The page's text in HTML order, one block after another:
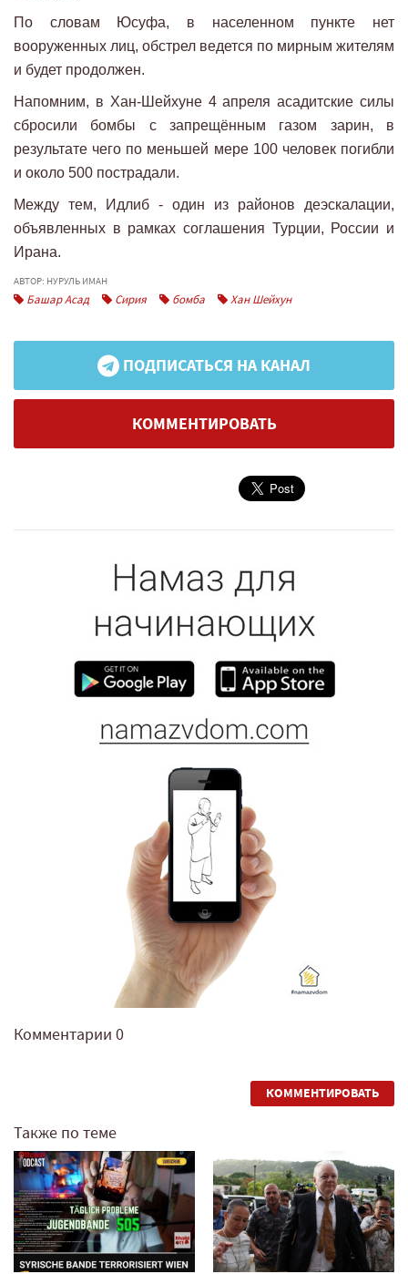
По словам Юсуфа, в населенном пункте нет
вооруженных лиц, обстрел ведется по мирным жителям
и будет продолжен.
Напомним, в Хан-Шейхуне 4 апреля асадитские силы
сбросили бомбы с запрещённым газом зарин, в
результате чего по меньшей мере 100 человек погибли
и около 500 пострадали.
Между тем, Идлиб - один из районов деэскалации,
объявленных в рамках соглашения Турции, России и
Ирана.
АВТОР: НУРУЛЬ ИМАН
Башар Асад Сирия бомба Хан Шейхун
ПОДПИСАТЬСЯ НА КАНАЛ
КОММЕНТИРОВАТЬ
Комментарии 0
КОММЕНТИРОВАТЬ
Также по теме